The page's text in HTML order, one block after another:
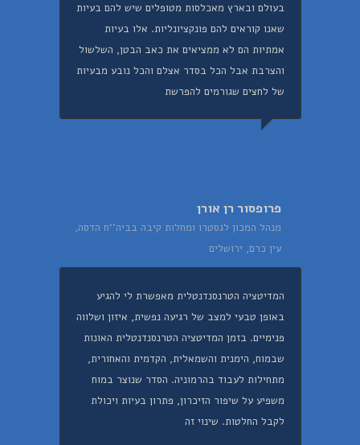
בעולם ובארץ מאכלסות מטופלים שיש להם בעיות
שאנו קוראים להם פונקציונליות. אלו בעיות
אמתיות הם לא ממציאים את כאב הבטן, השלשול
והצרבת אבל הכל בסדר אצלם והכל נובע מבעיות
של לחצים שגורמים להפרשת
פרופסור רן אורן
מנהל המכון לגסטרו ומחלות קיבה בביה''ח הדסה,
עין כרם, ירושלים
המדיטציה הטרנסנדנטלית מאפשרת לי להגיע
באופן טבעי למצב של רגיעה נפשית, איזון ושלווה
פנימיים. בזמן המדיטציה הטרנסנדנטלית האונות
שבמוח, הימנית והשמאלית, הקדמית והאחורית,
מתחילות לעבוד בהרמוניה. הסדר שנוצר במוח
משפיע על שיפור הזיכרון, פתרון בעיות ויכולת
לקבל החלטות. שינוי זה